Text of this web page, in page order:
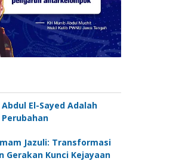
El-Sayed Adalah
Jazuli: Transformasi
Gerakan Kunci Kejayaan